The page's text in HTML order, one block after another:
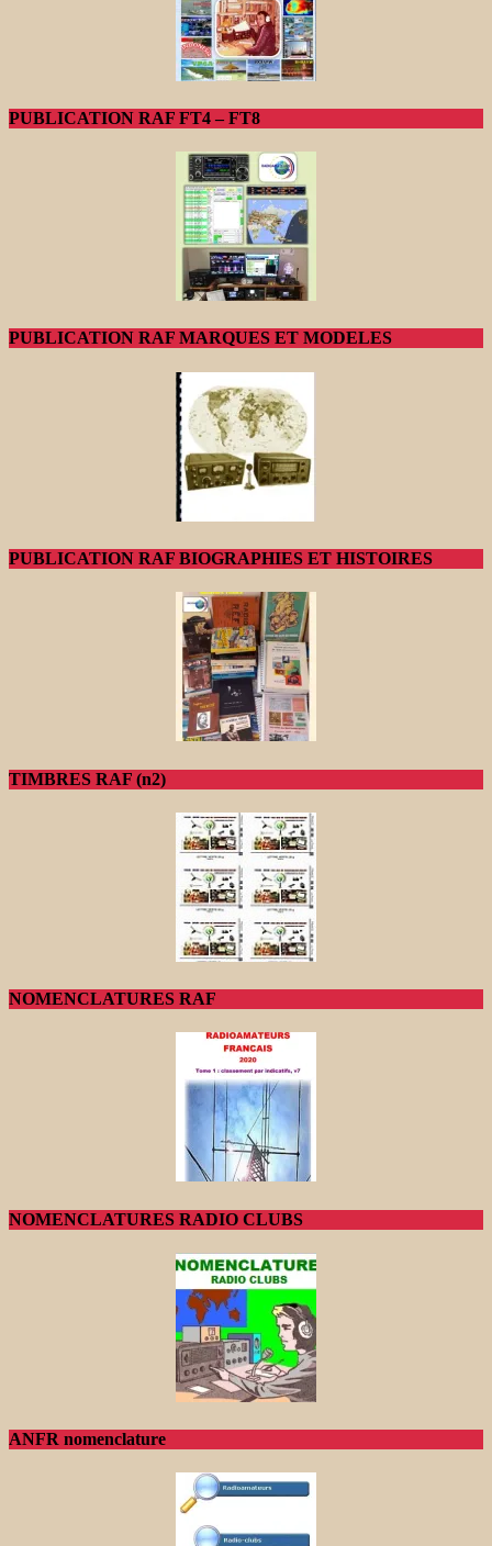
PUBLICATION RAF FT4 – FT8
PUBLICATION RAF MARQUES ET MODELES
PUBLICATION RAF BIOGRAPHIES ET HISTOIRES
TIMBRES RAF (n2)
NOMENCLATURES RAF
NOMENCLATURES RADIO CLUBS
ANFR nomenclature